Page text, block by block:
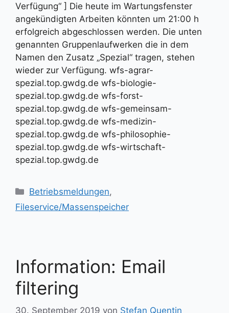
Verfügung“ ] Die heute im Wartungsfenster
angekündigten Arbeiten könnten um 21:00 h
erfolgreich abgeschlossen werden. Die unten
genannten Gruppenlaufwerken die in dem
Namen den Zusatz „Spezial“ tragen, stehen
wieder zur Verfügung. wfs-agrar-
spezial.top.gwdg.de wfs-biologie-
spezial.top.gwdg.de wfs-forst-
spezial.top.gwdg.de wfs-gemeinsam-
spezial.top.gwdg.de wfs-medizin-
spezial.top.gwdg.de wfs-philosophie-
spezial.top.gwdg.de wfs-wirtschaft-
spezial.top.gwdg.de
Kategorien
Betriebsmeldungen,
Fileservice/Massenspeicher
Information: Email
filtering
30. September 2019 von Stefan Quentin